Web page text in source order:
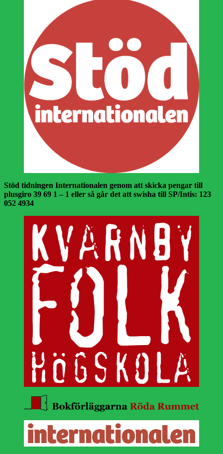
Stöd tidningen Internationalen genom att skicka pengar till
plusgiro 39 69 1 – 1 eller så går det att swisha till SP/Intis: 123
052 4934